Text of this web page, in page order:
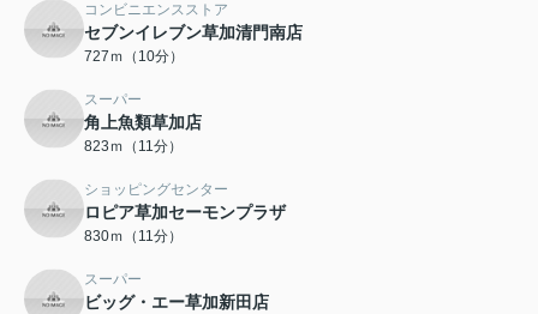
コンビニエンスストア
セブンイレブン草加清門南店
727ｍ（10分）
スーパー
角上魚類草加店
823ｍ（11分）
ショッピングセンター
ロピア草加セーモンプラザ
830ｍ（11分）
スーパー
ビッグ・エー草加新田店